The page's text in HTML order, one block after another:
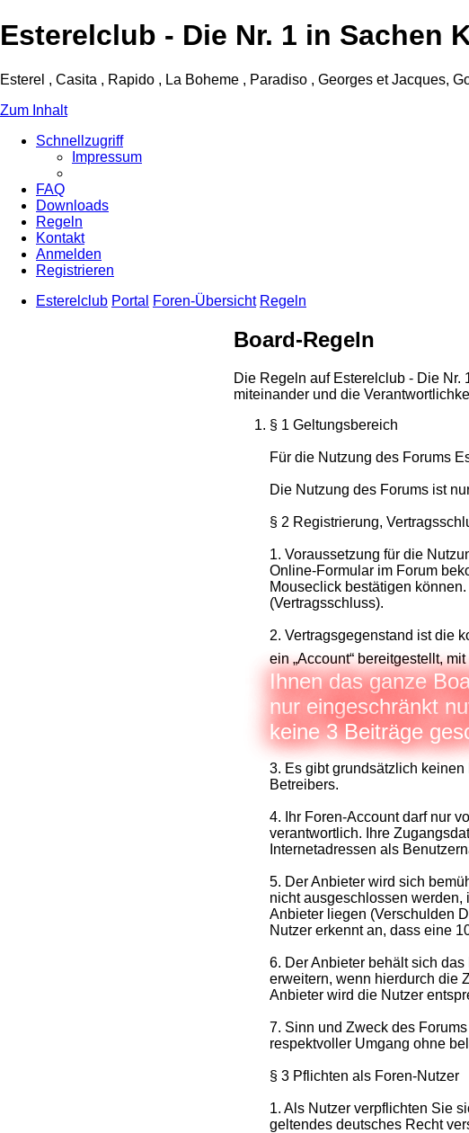
Esterelclub - Die Nr. 1 in Sachen
Esterel , Casita , Rapido , La Boheme , Paradiso , Georges et Jacques,
Zum Inhalt
Schnellzugriff
Impressum
FAQ
Downloads
Regeln
Kontakt
Anmelden
Registrieren
Esterelclub Portal Foren-Übersicht Regeln
Board-Regeln
Die Regeln auf Esterelclub - Die
miteinander und die
§ 1 Geltungsbereich
Für die Nutzung des Forums
Die Nutzung des Forums ist
§ 2 Registrierung,
1. Voraussetzung für die
Online-Formular im Forum
Mouseclick bestätigen
(Vertragsschluss).
2. Vertragsgegenstand ist die
ein „Account“ bereitgestellt,
Ihnen das ganze
nur eingeschränkt
keine 3 Beiträge
3. Es gibt grundsätzlich
Betreibers.
4. Ihr Foren-Account darf nur
verantwortlich. Ihre
Internetadressen als
5. Der Anbieter wird sich
nicht ausgeschlossen
Anbieter liegen (Verschulden
Nutzer erkennt an, dass eine
6. Der Anbieter behält sich
erweitern, wenn hierdurch die
Anbieter wird die Nutzer
7. Sinn und Zweck des
respektvoller Umgang ohne
§ 3 Pflichten als Foren-Nutzer
1. Als Nutzer verpflichten Sie
geltendes deutsches Recht